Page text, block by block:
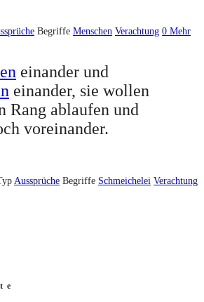
Begriffe Menschen Verachtung 0 Mehr
einander und
einander, sie wollen
Rang ablaufen und
voreinander.
Aussprüche Begriffe Schmeichelei Verachtung